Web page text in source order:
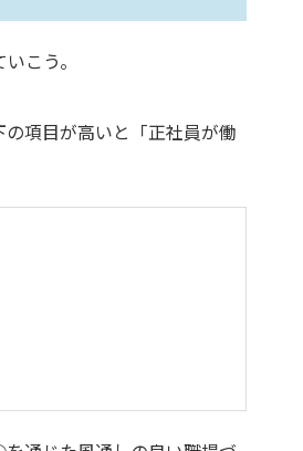
こう。
項目が高いと「正社員が働